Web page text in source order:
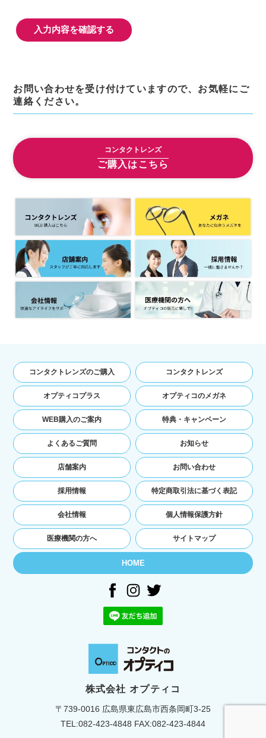
第２条（プライバシー情報の収集方法）
当社は，ユーザーが利用登録をする際に氏名，
ります。また，ユーザーと提携先などとの間で
なされたユーザーの個人情報を含む取引記録
や，決済に関する情報を当社の提携先（情報提
下，｢提携先｣といいます。）などから収集する
ことがあります。
当社は，ユーザーについて，利用したサービス
やソフトウエア，購入した商品，閲覧したペー
用日時，利用方法，利用環境（携帯端末を通じ
てご利用の場合の当該端末の通信状態，利用に
際しての各種設定情報なども含みます），IPア
ドレス，クッキー情報，位置情報，端末の個体
識別情報などの履歴情報および特性情報を，ユ
ーザーが当社や提携先のサービスを利用しまた
はページを閲覧する際に収集します。
第３条（個人情報を収集・利用する目
的）
ユーザーに自分の登録情報の閲覧や修正，利用
状況の閲覧を行っていただくために，氏名，住
所，連絡先，支払方法などの登録情報，利用さ
れたサービスや購入された商品，およびそれら
の代金などに関する情報を表示する目的
ユーザーにお知らせや連絡をするためにメール
アドレスを利用する場合やユーザーに商品を送
付したり必要に応じて連絡したりするため，氏
名や住所などの連絡先情報を利用する目的
ユーザーの本人確認を行うために，氏名，生年
月日，住所，電話番号，銀行口座番号，クレジ
ットカード番号，運転免許証番号，配達証明付
き郵便の到達結果などの情報を利用する目的
ユーザーに代金を請求するために，購入された
商品名や数量，利用されたサービスの種類や期
間，回数，請求金額，氏名，住所，銀行口座番
号やクレジットカード番号などの支払に関する
情報などを利用する目的
ユーザーが簡便にデータを入力できるようにす
るために，当社に登録されている情報を入力画
面に表示させたり，ユーザーのご指示に基づい
て他のサービスなど（提携先が提供するものも
代金の支払を遅滞したり第三者に損害を発生さ
せたりするなど，本サービスの利用規約に違反
したユーザーや，不正・不当な目的でサービス
を利用しようとするユーザーの利用をお断りす
定するための情報を利用する目的
ユーザーからのお問い合わせに対応するため
お問い合わせを受け付けていますので、お気軽にご
連絡ください。
コンタクトレンズ
ご購入はこちら
HOME
コンタクトレンズのご購入 コンタクトレンズ
オプティコプラス オプティコのメガネ
WEB購入のご案内
よくあるご質問
店舗案内
採用情報
会社情報
医療機関の方へ
特典・キャンペーン
お知らせ
お問い合わせ
特定商取引法に基づく表記
個人情報保護方針
サイトマップ
株式会社 オプティコ
〒739-0016 広島県東広島市西条岡町3-25
TEL:082-423-4848 FAX:082-423-4844